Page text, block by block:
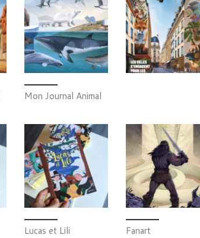
Mon Journal Animal
Lucas et Lili Fanart